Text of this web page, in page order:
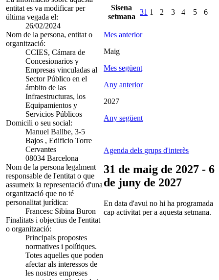
entitat es va modificar per
última vegada el:
26/02/2024
Nom de la persona, entitat o
organització:
CCIES, Cámara de
Concesionarios y
Empresas vinculadas al
Sector Público en el
ámbito de las
Infraestructuras, los
Equipamientos y
Servicios Públicos
Domicili o seu social:
Manuel Ballbe, 3-5
Bajos , Edificio Torre
Cervantes
08034 Barcelona
Nom de la persona legalment
responsable de l'entitat o que
assumeix la representació d'una
organització que no té
personalitat jurídica:
Francesc Sibina Buron
Finalitats i objectius de l'entitat
o organització:
Principals propostes
normatives i polítiques.
Totes aquelles que poden
afectar als interessos de
les nostres empreses
Sisena
setmana
31 1 2 3 4 5 6
Mes anterior
Maig
Mes següent
Any anterior
2027
Any següent
Agenda dels grups d'interès
31 de maig de 2027 - 6
de juny de 2027
En data d'avui no hi ha programada
cap activitat per a aquesta setmana.